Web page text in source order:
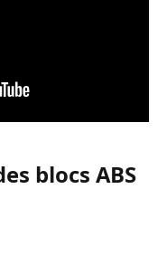
blocs ABS